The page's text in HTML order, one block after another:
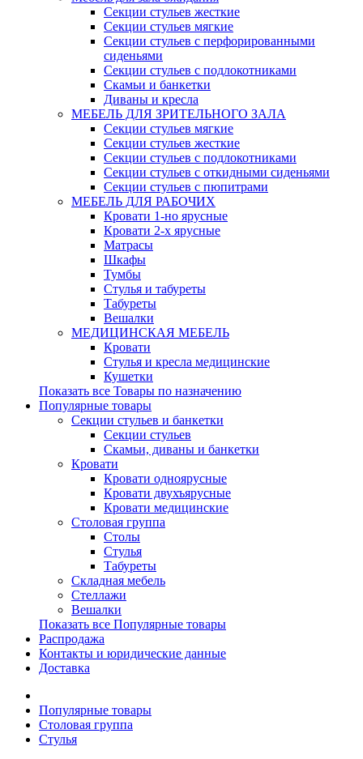
Секции стульев жесткие
Секции стульев мягкие
Секции стульев с перфорированными
сиденьями
Секции стульев с подлокотниками
Скамьи и банкетки
Диваны и кресла
МЕБЕЛЬ ДЛЯ ЗРИТЕЛЬНОГО ЗАЛА
Секции стульев мягкие
Секции стульев жесткие
Секции стульев с подлокотниками
Секции стульев с откидными сиденьями
Секции стульев с пюпитрами
МЕБЕЛЬ ДЛЯ РАБОЧИХ
Кровати 1-но ярусные
Кровати 2-х ярусные
Матрасы
Шкафы
Тумбы
Стулья и табуреты
Табуреты
Вешалки
МЕДИЦИНСКАЯ МЕБЕЛЬ
Кровати
Стулья и кресла медицинские
Кушетки
Показать все Товары по назначению
Популярные товары
Секции стульев и банкетки
Секции стульев
Скамьи, диваны и банкетки
Кровати
Кровати одноярусные
Кровати двухъярусные
Кровати медицинские
Столовая группа
Столы
Стулья
Табуреты
Складная мебель
Стеллажи
Вешалки
Показать все Популярные товары
Распродажа
Контакты и юридические данные
Доставка
Популярные товары
Столовая группа
Стулья